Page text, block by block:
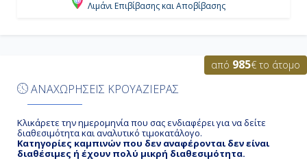
7:00
Ημέρα 7η
Λιμάνι Επιβίβασης και Αποβίβασης
ΑΝΑΧΩΡΗΣΕΙΣ ΚΡΟΥΑΖΙΕΡΑΣ
από 985€ το άτομο
Κλικάρετε την ημερομηνία που σας ενδιαφέρει για να δείτε
διαθεσιμότητα και αναλυτικό τιμοκατάλογο.
Κατηγορίες καμπινών που δεν αναφέρονται δεν είναι
διαθέσιμες ή έχουν πολύ μικρή διαθεσιμότητα.